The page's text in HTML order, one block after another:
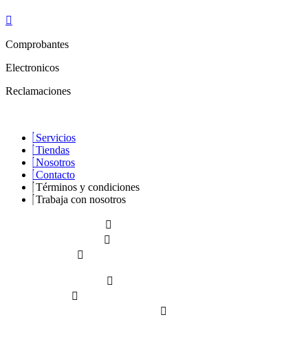
Comprobantes
Electronicos
Reclamaciones
Servicios
Tiendas
Nosotros
Contacto
Términos y condiciones
Trabaja con nosotros